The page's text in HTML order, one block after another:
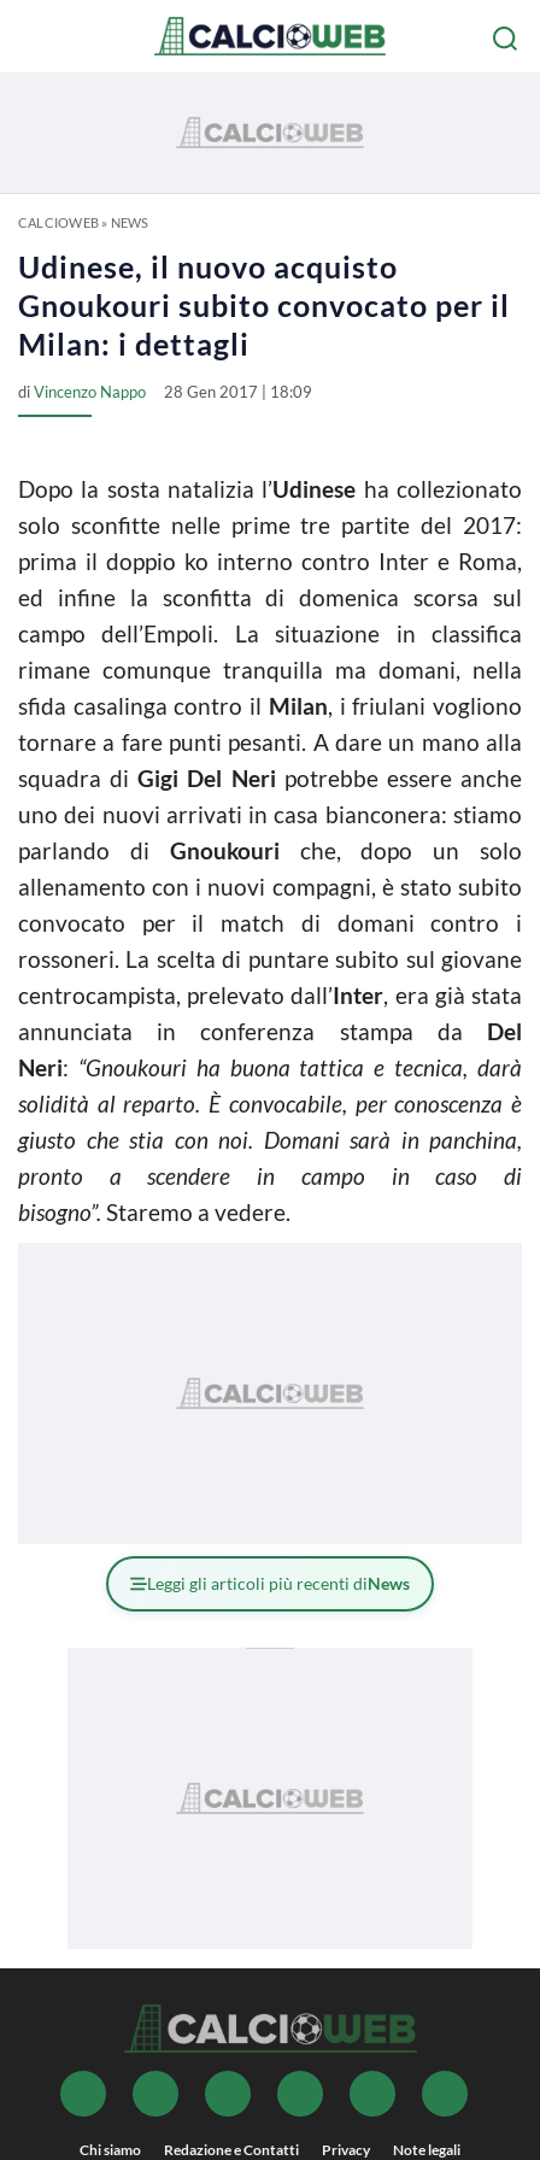
CALCIOWEB» NEWS
Udinese, il nuovo acquisto
Gnoukouri subito convocato per il
Milan: i dettagli
diVincenzo Nappo 28 Gen 2017 | 18:09
Dopo la sosta natalizia l’Udinese ha collezionato
solo sconfitte nelle prime tre partite del 2017:
prima il doppio ko interno contro Inter e Roma,
ed infine la sconfitta di domenica scorsa sul
campo dell’Empoli. La situazione in classifica
rimane comunque tranquilla ma domani, nella
sfida casalinga contro il Milan, i friulani vogliono
tornare a fare punti pesanti. A dare un mano alla
squadra diGigi Del Neri potrebbe essere anche
uno dei nuovi arrivati in casa bianconera: stiamo
parlando di Gnoukouri che, dopo un solo
allenamento con i nuovi compagni, è stato subito
convocato per il match di domani contro i
rossoneri. La scelta di puntare subito sul giovane
centrocampista, prelevato dall’Inter, era già stata
annunciata in conferenza stampa da Del
Neri: “Gnoukouri ha buona tattica e tecnica, darà
solidità al reparto. È convocabile, per conoscenza è
giusto che stia con noi. Domani sarà in panchina,
pronto a scendere in campo in caso di
bisogno”. Staremo a vedere.
Leggi gli articoli più recenti diNews
Chi siamo Redazione e Contatti Privacy Note legali